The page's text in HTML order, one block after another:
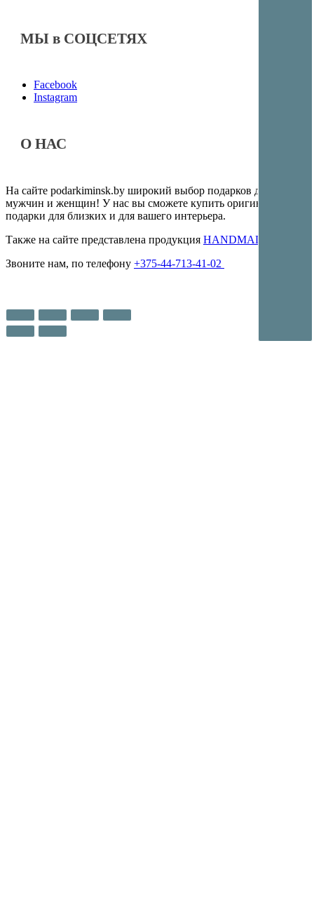
МЫ в СОЦСЕТЯХ
Facebook
Instagram
О НАС
На сайте podarkiminsk.by широкий выбор подарков для
мужчин и женщин! У нас вы сможете купить оригинальные
подарки для близких и для вашего интерьера.
Также на сайте представлена продукция HANDMADE
Звоните нам, по телефону +375-44-713-41-02